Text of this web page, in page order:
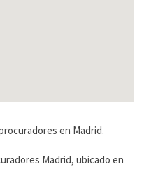
en Madrid.
Madrid, ubicado en